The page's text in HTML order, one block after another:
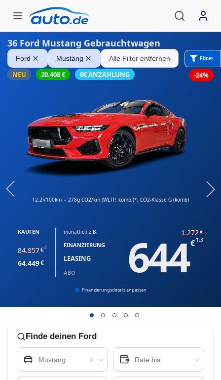
36 Ford Mustang Gebrauchtwagen
Ford Mustang Alle Filter entfernen Filter
Ford Mustang
NEU 20.408€ 0€ ANZAHLUNG -24%
12.2l/100km - 278g CO2/km (WLTP, komb.)*, CO2-Klasse G (komb)
monatlich z.B.
FINANZIERUNG
LEASING
ABO
1.272
644 1,3
KAUFEN
84.857 2
64.449
Finanzierungsdetails anpassen
Finde deinen Ford
Mustang Rate bis